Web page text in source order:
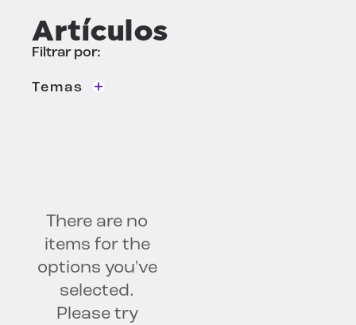
Artículos
Filtrar por:
Temas
Protección de datos
There are no
items for the
options you've
selected.
Please try